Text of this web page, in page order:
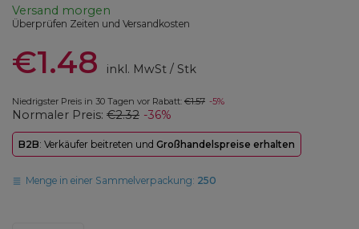
Versand morgen
Überprüfen Zeiten und Versandkosten
€1.48 inkl. MwSt/ Stk
Niedrigster Preis in 30 Tagen vor Rabatt: €1.57 -5%
Normaler Preis: €2.32 -36%
B2B: Verkäufer beitreten und Großhandelspreise erhalten
Menge in einer Sammelverpackung: 250